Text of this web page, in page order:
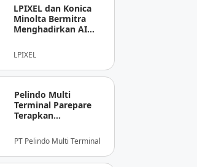
LPIXEL dan Konica
Minolta Bermitra
Menghadirkan AI
Diagnosis Berbasis
Pencitraan Medis
“EIRL” di ASEAN
LPIXEL
Pelindo Multi
Terminal Parepare
Terapkan
Nontunai di Pintu
Masuk Pelabuhan
Nusantara
PT Pelindo Multi Terminal